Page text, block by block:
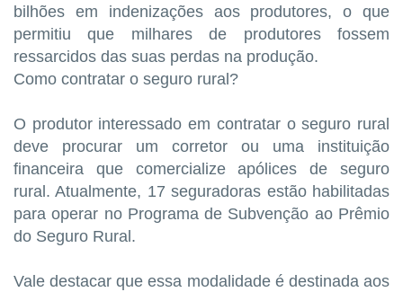
bilhões em indenizações aos produtores, o que
permitiu que milhares de produtores fossem
ressarcidos das suas perdas na produção.
Como contratar o seguro rural?
O produtor interessado em contratar o seguro rural
deve procurar um corretor ou uma instituição
financeira que comercialize apólices de seguro
rural. Atualmente, 17 seguradoras estão habilitadas
para operar no Programa de Subvenção ao Prêmio
do Seguro Rural.
Vale destacar que essa modalidade é destinada aos